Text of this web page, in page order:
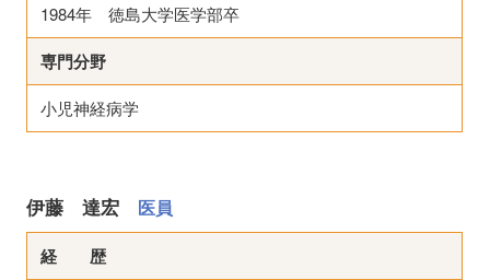
1984年 徳島大学医学部卒
専門分野
小児神経病学
伊藤 達宏 医員
経 歴